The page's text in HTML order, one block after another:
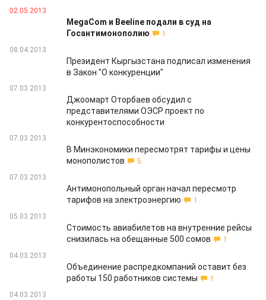
02.05.2013
MegaCom и Beeline подали в суд на
Госантимонополию
1
08.04.2013
Президент Кыргызстана подписал изменения
в Закон "О конкуренции"
07.03.2013
Джоомарт Оторбаев обсудил с
представителями ОЭСР проект по
конкурентоспособности
07.03.2013
В Минэкономики пересмотрят тарифы и цены
монополистов
5
07.03.2013
Антимонопольный орган начал пересмотр
тарифов на электроэнергию
1
05.03.2013
Стоимость авиабилетов на внутренние рейсы
снизилась на обещанные 500 сомов
1
04.03.2013
Объединение распредкомпаний оставит без
работы 150 работников системы
1
04.03.2013